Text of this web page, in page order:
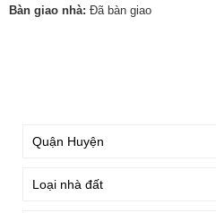
Bàn giao nhà: Đã bàn giao